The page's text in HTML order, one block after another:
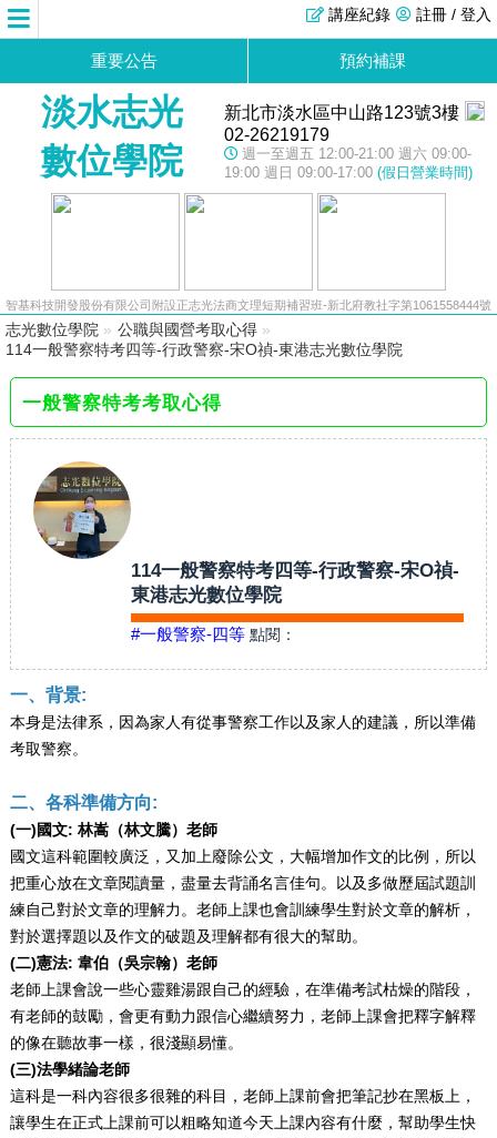
註冊 / 登入
講座紀錄
重要公告 預約補課
淡水志光
數位學院
新北市淡水區中山路123號3樓
02-26219179
週一至週五 12:00-21:00 週六 09:00-
19:00 週日 09:00-17:00 (假日營業時間)
智基科技開發股份有限公司附設正志光法商文理短期補習班-新北府教社字第1061558444號
志光數位學院 » 公職與國營考取心得 »
114一般警察特考四等-行政警察-宋O禎-東港志光數位學院
一般警察特考考取心得
114一般警察特考四等-行政警察-宋O禎-
東港志光數位學院
#一般警察-四等 點閱：
一、背景:
本身是法律系，因為家人有從事警察工作以及家人的建議，所以準備
考取警察。
二、各科準備方向:
(一)國文: 林嵩（林文騰）老師
國文這科範圍較廣泛，又加上廢除公文，大幅增加作文的比例，所以
把重心放在文章閱讀量，盡量去背誦名言佳句。以及多做歷屆試題訓
練自己對於文章的理解力。老師上課也會訓練學生對於文章的解析，
對於選擇題以及作文的破題及理解都有很大的幫助。
(二)憲法: 韋伯（吳宗翰）老師
老師上課會說一些心靈雞湯跟自己的經驗，在準備考試枯燥的階段，
有老師的鼓勵，會更有動力跟信心繼續努力，老師上課會把釋字解釋
的像在聽故事一樣，很淺顯易懂。
(三)法學緒論老師
這科是一科內容很多很雜的科目，老師上課前會把筆記抄在黑板上，
讓學生在正式上課前可以粗略知道今天上課內容有什麼，幫助學生快